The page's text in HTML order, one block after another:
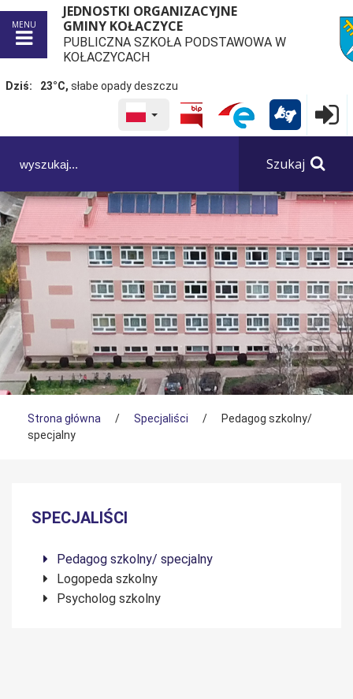
MENU
JEDNOSTKI ORGANIZACYJNE
GMINY KOŁACZYCE
PUBLICZNA SZKOŁA PODSTAWOWA W
KOŁACZYCACH
Dziś: 23°C, słabe opady deszczu
WYBRANY JĘZYK POLSKA
Szukaj
Tutaj jesteś
Strona główna / Specjaliści /
Pedagog szkolny/
specjalny

Menu boczne
SPECJALIŚCI
Pedagog szkolny/ specjalny
Logopeda szkolny
Psycholog szkolny